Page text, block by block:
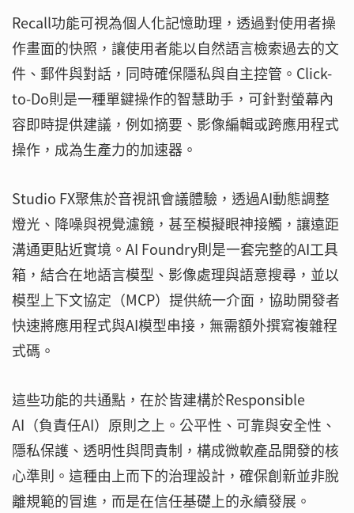
Recall功能可視為個人化記憶助理，透過對使用者操
作畫面的快照，讓使用者能以自然語言檢索過去的文
件、郵件與對話，同時確保隱私與自主控管。Click-
to-Do則是一種單鍵操作的智慧助手，可針對螢幕內
容即時提供建議，例如摘要、影像編輯或跨應用程式
操作，成為生產力的加速器。
Studio FX聚焦於音視訊會議體驗，透過AI動態調整
燈光、降噪與視覺濾鏡，甚至模擬眼神接觸，讓遠距
溝通更貼近實境。AI Foundry則是一套完整的AI工具
箱，結合在地語言模型、影像處理與語意搜尋，並以
模型上下文協定（MCP）提供統一介面，協助開發者
快速將應用程式與AI模型串接，無需額外撰寫複雜程
式碼。
這些功能的共通點，在於皆建構於Responsible
AI（負責任AI）原則之上。公平性、可靠與安全性、
隱私保護、透明性與問責制，構成微軟產品開發的核
心準則。這種由上而下的治理設計，確保創新並非脫
離規範的冒進，而是在信任基礎上的永續發展。